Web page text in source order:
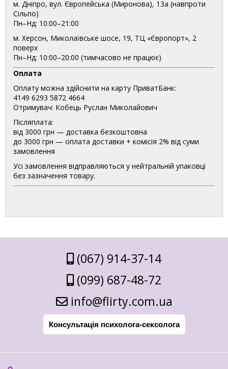
м. Дніпро, вул. Європейська (Миронова), 13а (навпроти
Сільпо)
Пн–Нд: 10:00–21:00
м. Херсон, Миколаївське шосе, 19, ТЦ «Європорт», 2
поверх
Пн–Нд: 10:00–20:00 (тимчасово не працює)
Оплата
Оплату можна здійснити на карту ПриватБанк:
4149 6293 5872 4664
Отримувач: Кобець Руслан Миколайович
Післяплата:
від 3000 грн — доставка безкоштовна
до 3000 грн — оплата доставки + комісія 2% від суми
замовлення
Усі замовлення відправляються у нейтральній упаковці
без зазначення товару.
(067) 914-37-14
(099) 687-48-72
info@flirty.com.ua
Консультація психолога-сексолога